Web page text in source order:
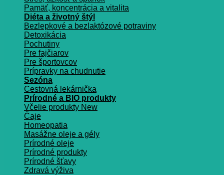
Pamäť, koncentrácia a vitalita
Diéta a životný štýl
Bezlepkové a bezlaktózové potraviny
Detoxikácia
Pochutiny
Pre fajčiarov
Pre športovcov
Prípravky na chudnutie
Sezóna
Cestovná lekárnička
Prírodné a BIO produkty
Včelie produkty
Čaje
Homeopatia
Masážne oleje a gély
Prírodné oleje
Prírodné produkty
Prírodné šťavy
Zdravá výživa